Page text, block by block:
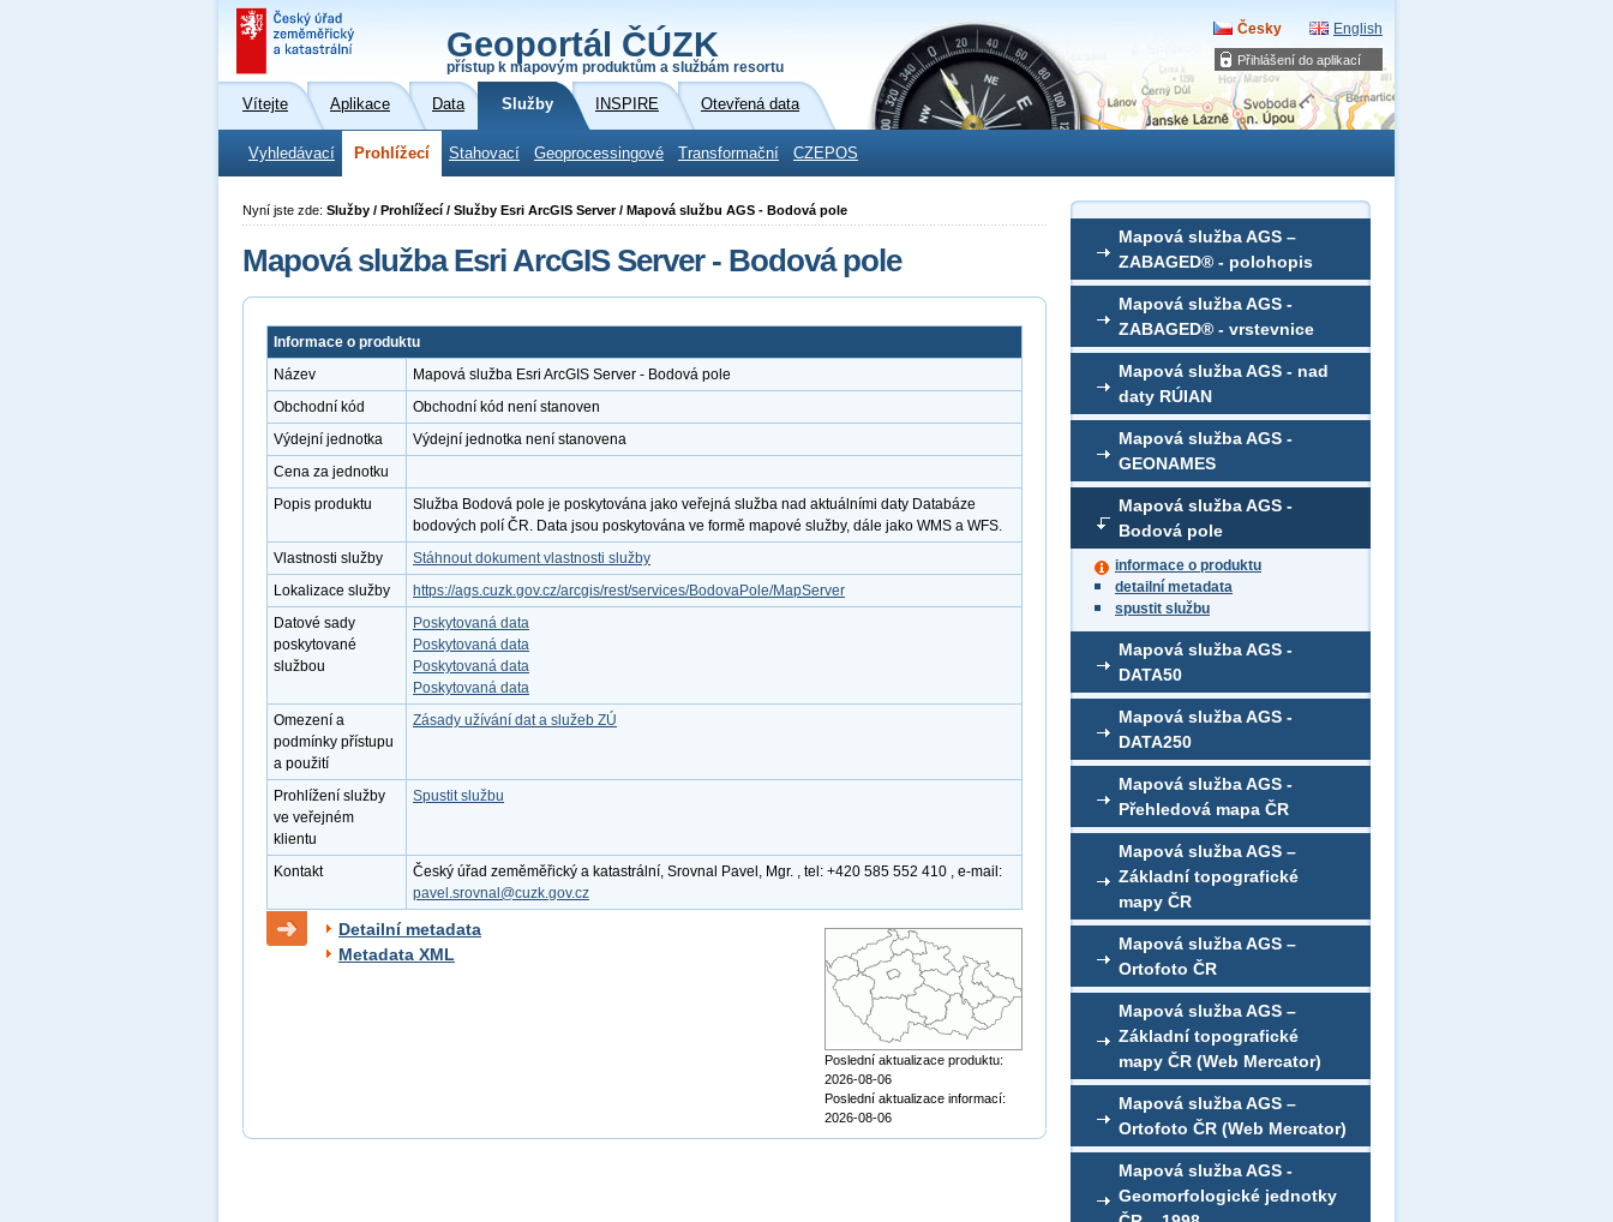
Přihlášení do aplikací
Geoportál ČÚZK
přístup k mapovým produktům a službám resortu
Česky English
Vítejte Aplikace Data Služby INSPIRE Otevřená data
Vyhledávací Prohlížecí Stahovací Geoprocessingové Transformační CZEPOS
Mapová služba AGS –
ZABAGED® - polohopis
Mapová služba AGS -
ZABAGED® - vrstevnice
Mapová služba AGS - nad
daty RÚIAN
Mapová služba AGS -
GEONAMES
Mapová služba AGS -
Bodová pole
informace o produktu
detailní metadata
spustit službu
Mapová služba AGS -
DATA50
Mapová služba AGS -
DATA250
Mapová služba AGS -
Přehledová mapa ČR
Mapová služba AGS –
Základní topografické
mapy ČR
Mapová služba AGS –
Ortofoto ČR
Mapová služba AGS –
Základní topografické
mapy ČR (Web Mercator)
Mapová služba AGS –
Ortofoto ČR (Web Mercator)
Mapová služba AGS -
Geomorfologické jednotky
Nyní jste zde: Služby / Prohlížecí / Služby Esri ArcGIS Server / Mapová službu AGS - Bodová pole
Mapová služba Esri ArcGIS Server - Bodová pole
Informace o produktu
Název
Mapová služba Esri ArcGIS Server - Bodová pole
Obchodní kód
Obchodní kód není stanoven
Výdejní jednotka
Výdejní jednotka není stanovena
Cena za jednotku
Popis produktu
Služba Bodová pole je poskytována jako veřejná služba nad aktuálními daty Databáze
bodových polí ČR. Data jsou poskytována ve formě mapové služby, dále jako WMS a WFS.
Vlastnosti služby
Stáhnout dokument vlastnosti služby
Lokalizace služby
https://ags.cuzk.gov.cz/arcgis/rest/services/BodovaPole/MapServer
Datové sady
poskytované
službou
Poskytovaná data
Poskytovaná data
Poskytovaná data
Poskytovaná data
Omezení a
podmínky přístupu
a použití
Zásady užívání dat a služeb ZÚ
Prohlížení služby
ve veřejném
klientu
Spustit službu
Kontakt
Český úřad zeměměřický a katastrální, Srovnal Pavel, Mgr. , tel: +420 585 552 410 , e-mail:
pavel.srovnal@cuzk.gov.cz
Detailní metadata
Metadata XML
Poslední aktualizace produktu:
2026-08-06
Poslední aktualizace informací:
2026-08-06